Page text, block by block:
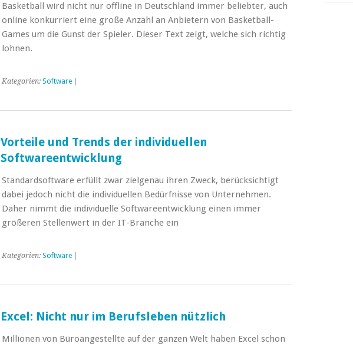
Basketball wird nicht nur offline in Deutschland immer beliebter, auch
online konkurriert eine große Anzahl an Anbietern von Basketball-
Games um die Gunst der Spieler. Dieser Text zeigt, welche sich richtig
lohnen.
Kategorien: Software|
Vorteile und Trends der individuellen
Softwareentwicklung
Standardsoftware erfüllt zwar zielgenau ihren Zweck, berücksichtigt
dabei jedoch nicht die individuellen Bedürfnisse von Unternehmen.
Daher nimmt die individuelle Softwareentwicklung einen immer
größeren Stellenwert in der IT-Branche ein
Kategorien: Software|
Excel: Nicht nur im Berufsleben nützlich
Millionen von Büroangestellte auf der ganzen Welt haben Excel schon